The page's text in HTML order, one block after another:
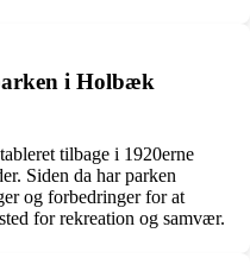
i Holbæk
tilbage i 1920erne
Siden da har parken
og forbedringer for at
for rekreation og samvær.